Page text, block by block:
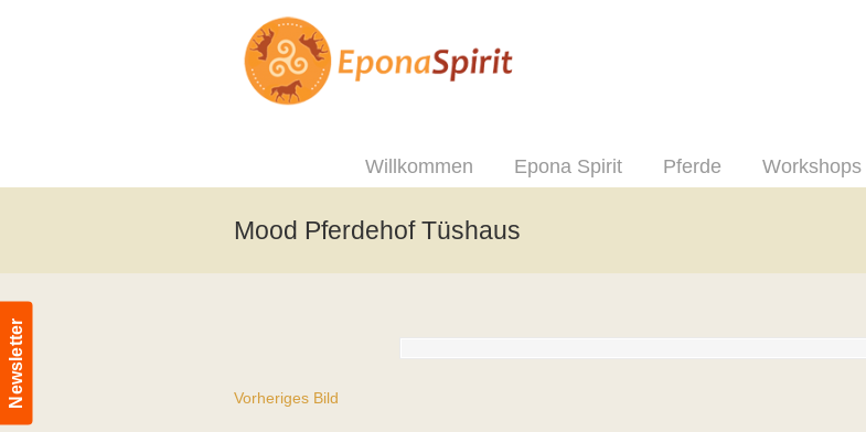
Newsletter
Willkommen Epona Spirit Pferde Workshops
Mood Pferdehof Tüshaus
Vorheriges Bild